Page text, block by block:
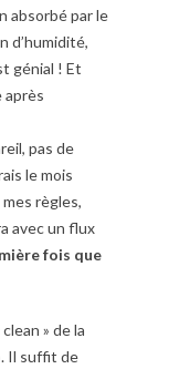
absorbé par le
d’humidité,
génial ! Et
après
pas de
le mois
règles,
avec un flux
fois que
» de la
. Il suffit de